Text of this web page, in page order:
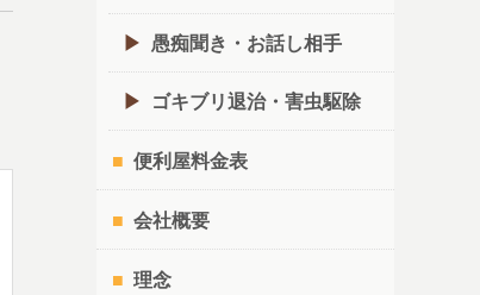
愚痴聞き・お話し相手
ゴキブリ退治・害虫駆除
便利屋料金表
会社概要
理念